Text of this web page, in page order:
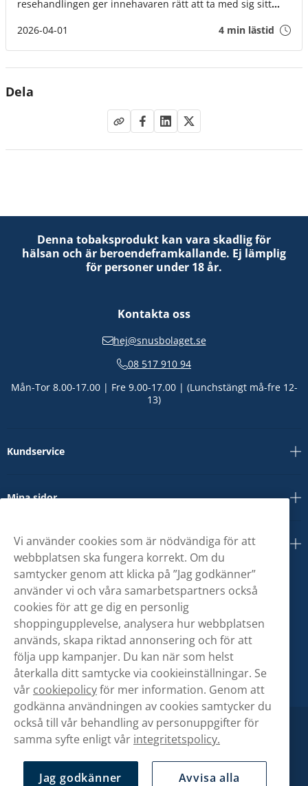
resehandlingen ger innehavaren rätt att ta med sig sitt
med idag den 1 april klockan 08.00.
2026-04-01 4 min lästid
Dela
Denna tobaksprodukt kan vara skadlig för
hälsan och är beroendeframkallande. Ej lämplig
för personer under 18 år.
Kontakta oss
hej@snusbolaget.se
08 517 910 94
Mån-Tor 8.00-17.00 | Fre 9.00-17.00 | (Lunchstängt må-fre 12-
13)
Kundservice
Mina sidor
Om oss
Vi använder cookies som är nödvändiga för att
webbplatsen ska fungera korrekt. Om du
samtycker genom att klicka på ”Jag godkänner”
använder vi och våra samarbetspartners också
cookies för att ge dig en personlig
shoppingupplevelse, analysera hur webbplatsen
används, skapa riktad annonsering och för att
följa upp kampanjer. Du kan när som helst
återkalla ditt samtycke via cookieinställningar. Se
vår cookiepolicyför mer information. Genom att
godkänna användningen av cookies samtycker du
också till vår behandling av personuppgifter för
samma syfte enligt vår integritetspolicy.
Jag godkänner Avvisa alla